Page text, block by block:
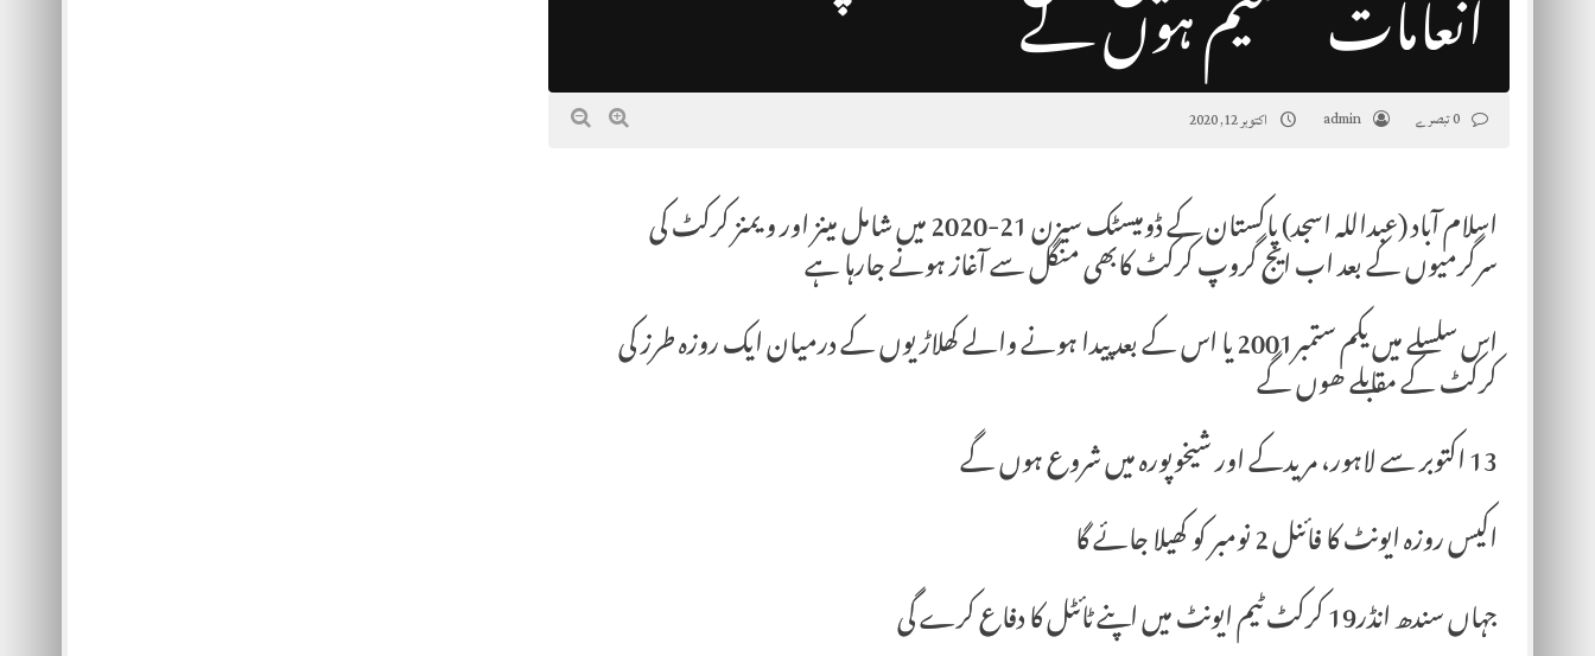
انعامات تقسیم ہوں گے
admin اکتوبر 12, 2020
اسلام آباد (عبداللہ اسجد) پاکستان کے ڈومیسٹک سیزن 21-2020 میں شامل مینز اور ویمنز کرکٹ کیسرگرمیوں کے بعد اب ایج گروپ کرکٹ کابھی منگل سے آغاز ہونے جارہا ہے
‎اس سلسلے میں یکم ستمبر2001 یا اس کے بعد پیدا ہونے والے کھلاڑیوں کے درمیان ایک روزہ طرز کی کرکٹ کے مقابلے ھوں گے
13 اکتوبر سے لاہور، مریدکے اور شیخوپورہ میں شروع ہوں گے